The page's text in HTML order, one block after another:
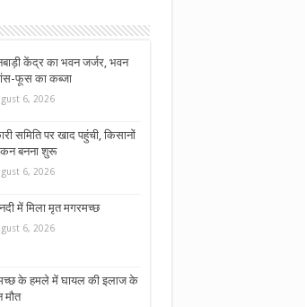
केंद्र का भवन जर्जर, भवन
फूस का कब्जा
6, 2026
समिति पर खाद पहुंची, किसानों
बनना शुरू
6, 2026
में मिला मृत मगरमच्छ
6, 2026
के हमले में घायल की इलाज के
मौत